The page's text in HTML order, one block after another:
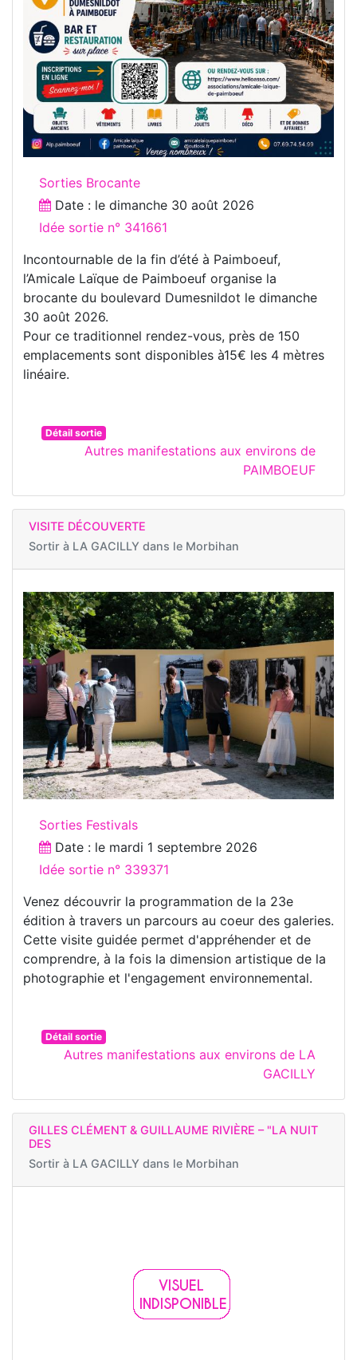
Sorties Brocante
Date : le dimanche 30 août 2026
Idée sortie n° 341661
Incontournable de la fin d’été à Paimboeuf,
l’Amicale Laïque de Paimboeuf organise la
brocante du boulevard Dumesnildot le dimanche
30 août 2026.
Pour ce traditionnel rendez-vous, près de 150
emplacements sont disponibles à15€ les 4 mètres
linéaire.
Détail sortie
Autres manifestations aux environs de
PAIMBOEUF
VISITE DÉCOUVERTE
Sortir à LA GACILLY dans le Morbihan
Sorties Festivals
Date : le mardi 1 septembre 2026
Idée sortie n° 339371
Venez découvrir la programmation de la 23e
édition à travers un parcours au coeur des galeries.
Cette visite guidée permet d'appréhender et de
comprendre, à la fois la dimension artistique de la
photographie et l'engagement environnemental.
Détail sortie
Autres manifestations aux environs de LA
GACILLY
GILLES CLÉMENT & GUILLAUME RIVIÈRE – "LA NUIT
DES
Sortir à LA GACILLY dans le Morbihan